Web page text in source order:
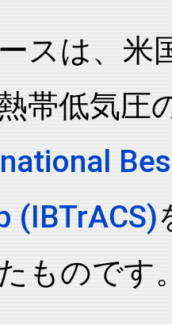
57 EP CP
EP CP
57 EP CP
57 EP CP
57 EP CP
57 EP CP
スは、米
帯低気圧
(IBTrACS)
ものです